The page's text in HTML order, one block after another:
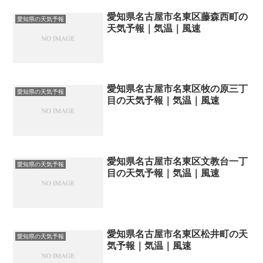
愛知県の天気予報
愛知県名古屋市名東区藤森西町の
天気予報｜気温｜風速
愛知県の天気予報
愛知県名古屋市名東区牧の原三丁
目の天気予報｜気温｜風速
愛知県の天気予報
愛知県名古屋市名東区文教台一丁
目の天気予報｜気温｜風速
愛知県の天気予報
愛知県名古屋市名東区松井町の天
気予報｜気温｜風速